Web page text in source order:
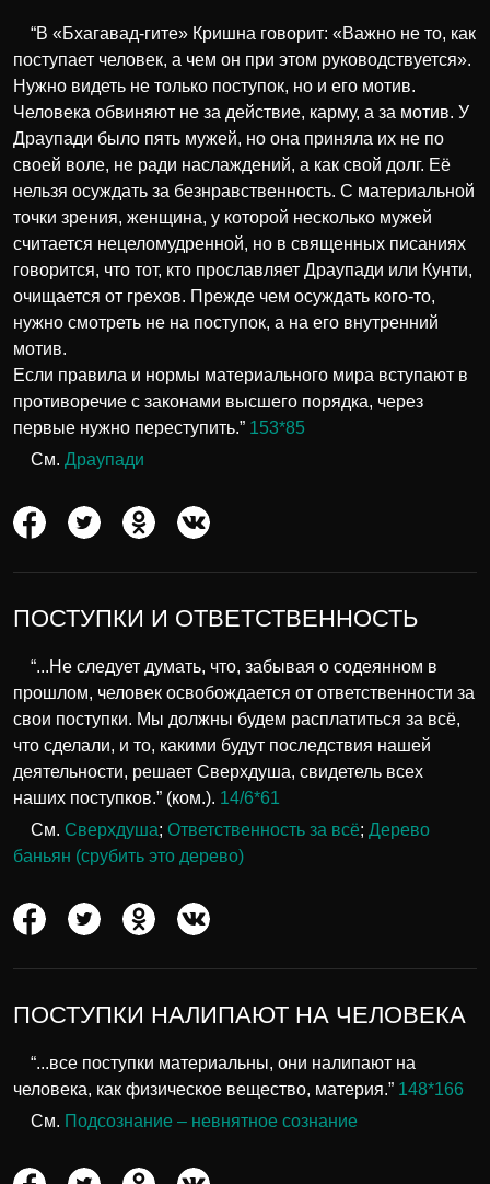
“В «Бхагавад-гите» Кришна говорит: «Важно не то, как
поступает человек, а чем он при этом руководствуется».
Нужно видеть не только поступок, но и его мотив.
Человека обвиняют не за действие, карму, а за мотив. У
Драупади было пять мужей, но она приняла их не по
своей воле, не ради наслаждений, а как свой долг. Её
нельзя осуждать за безнравственность. С материальной
точки зрения, женщина, у которой несколько мужей
считается нецеломудренной, но в священных писаниях
говорится, что тот, кто прославляет Драупади или Кунти,
очищается от грехов. Прежде чем осуждать кого-то,
нужно смотреть не на поступок, а на его внутренний
мотив.
Если правила и нормы материального мира вступают в
противоречие с законами высшего порядка, через
первые нужно переступить.” 153*85
См. Драупади
ПОСТУПКИ И ОТВЕТСТВЕННОСТЬ
“...Не следует думать, что, забывая о содеянном в
прошлом, человек освобождается от ответственности за
свои поступки. Мы должны будем расплатиться за всё,
что сделали, и то, какими будут последствия нашей
деятельности, решает Сверхдуша, свидетель всех
наших поступков.” (ком.). 14/6*61
См. Сверхдуша; Ответственность за всё; Дерево
баньян (срубить это дерево)
ПОСТУПКИ НАЛИПАЮТ НА ЧЕЛОВЕКА
“...все поступки материальны, они налипают на
человека, как физическое вещество, материя.” 148*166
См. Подсознание – невнятное сознание